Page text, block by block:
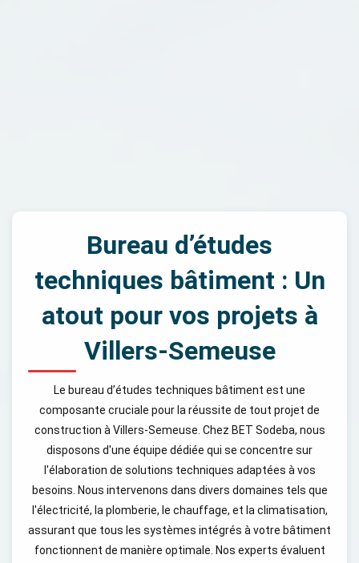
Bureau d’études
techniques bâtiment : Un
atout pour vos projets à
Villers-Semeuse
Le bureau d’études techniques bâtiment est une
composante cruciale pour la réussite de tout projet de
construction à Villers-Semeuse. Chez BET Sodeba, nous
disposons d'une équipe dédiée qui se concentre sur
l'élaboration de solutions techniques adaptées à vos
besoins. Nous intervenons dans divers domaines tels que
l'électricité, la plomberie, le chauffage, et la climatisation,
assurant que tous les systèmes intégrés à votre bâtiment
fonctionnent de manière optimale. Nos experts évaluent